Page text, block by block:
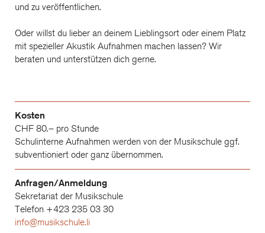
und zu veröffentlichen.
Oder willst du lieber an deinem Lieblingsort oder einem Platz
mit spezieller Akustik Aufnahmen machen lassen? Wir
beraten und unterstützen dich gerne.
Kosten
CHF 80.– pro Stunde
Schulinterne Aufnahmen werden von der Musikschule ggf.
subventioniert oder ganz übernommen.
Anfragen/Anmeldung
Sekretariat der Musikschule
Telefon +423 235 03 30
info@musikschule.li